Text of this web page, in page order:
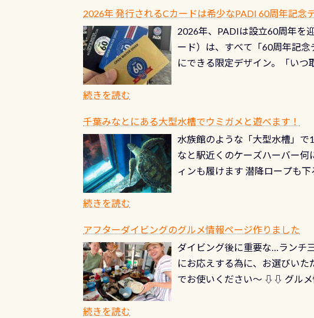
点検をする度に1行目の「水漏
8/31までの間に、ドライスーツ
ドライスーツクリーニングだ
ませ 6月から10月の間で開催
る清流（水質汚染の少ない、ま
の「名水100選」にまた2001年
ところでは12mほどあり十分
ダウンカレントが発生している
る(流される)のは快感です！ 特
記念物の「オオサンショウウオ
すが、ここ長良川ではかなり
2026年 発行されるCカードは希少なPADI 60周年記念
2026年、PADIは設立60周年を
ード）は、すべて「60周年記
にできる限定デザイン。「いつ
終営業日までの発行分 【注意
やオリジナルカード対象のディ
す。 ※ 2026年12月の認定でも
思い出になる ダイビングを始
も、ワクワクが続く60周年限定
PADIグッズが当たるチャンス
ルくじに参加する
続きを読む
千葉みなとにある大型水槽でウミガメと遊べます！
水族館のような「大型水槽」
なと駅近くのケーズハーバー
ィンも履けます 潜降ロープも
楽しみ頂けます 反対側の窓か
できます！ かなり楽しめます
にもなりますヨ 料金等、詳し
続きを読む
アフターダイビングのグルメ情報ページ作りました
ダイビング後に重要な…ランチ
にお応えする為に、お選びい
でお使いください～ ⇩⇩ グルメ
続きを読む